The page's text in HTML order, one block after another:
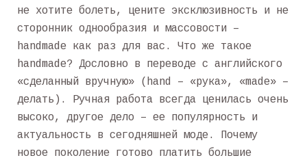
не хотите болеть, цените эксклюзивность и не
сторонник однообразия и массовости –
handmade как раз для вас. Что же такое
handmade? Дословно в переводе с английского
«сделанный вручную» (hand – «рука», «made» –
делать). Ручная работа всегда ценилась очень
высоко, другое дело – ее популярность и
актуальность в сегодняшней моде. Почему
новое поколение готово платить большие